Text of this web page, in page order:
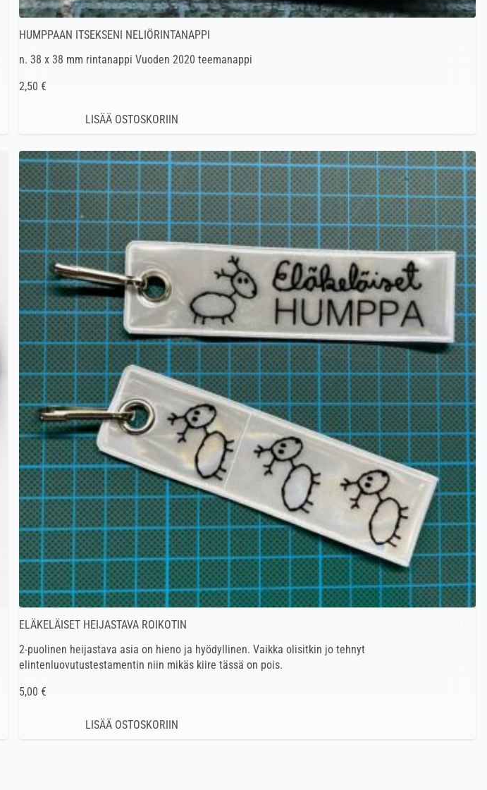
HUMPPAAN ITSEKSENI NELIÖRINTANAPPI
n. 38 x 38 mm rintanappi Vuoden 2020 teemanappi
2,50 €
ELÄKELÄISET HEIJASTAVA ROIKOTIN
2-puolinen heijastava asia on hieno ja hyödyllinen. Vaikka olisitkin jo tehnyt
elintenluovutustestamentin niin mikäs kiire tässä on pois.
5,00 €